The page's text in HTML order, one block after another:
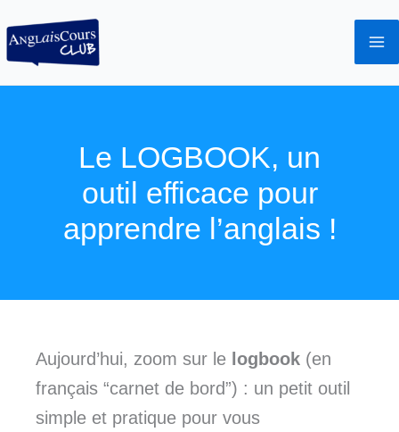
au
contenu
Le LOGBOOK, un
outil efficace pour
apprendre l’anglais !
Aujourd’hui, zoom sur le logbook (en
français “carnet de bord”) : un petit outil
simple et pratique pour vous